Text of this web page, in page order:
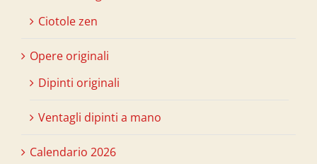
Ciotole zen
Opere originali
Dipinti originali
Ventagli dipinti a mano
Calendario 2026